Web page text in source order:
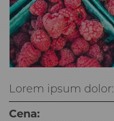
Lorem ipsum dolor:
Cena: